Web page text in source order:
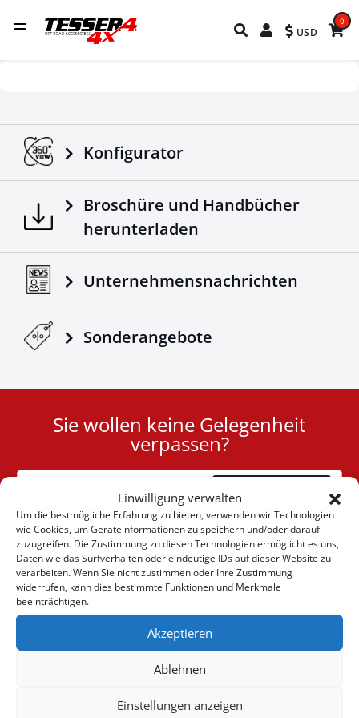
Einwilligung verwalten
Um die bestmögliche Erfahrung zu bieten, verwenden wir Technologien
wie Cookies, um Geräteinformationen zu speichern und/oder darauf
zuzugreifen. Die Zustimmung zu diesen Technologien ermöglicht es uns,
Daten wie das Surfverhalten oder eindeutige IDs auf dieser Website zu
verarbeiten. Wenn Sie nicht zustimmen oder Ihre Zustimmung
widerrufen, kann dies bestimmte Funktionen und Merkmale
beeinträchtigen.
Akzeptieren
Ablehnen
Einstellungen anzeigen
USD
0
Konfigurator
Broschüre und Handbücher
herunterladen
Unternehmensnachrichten
Sonderangebote
Cookie
Sie wollen keine Gelegenheit
verpassen?
Abonnieren
(+30) 6947901533
(+30) 2105542813